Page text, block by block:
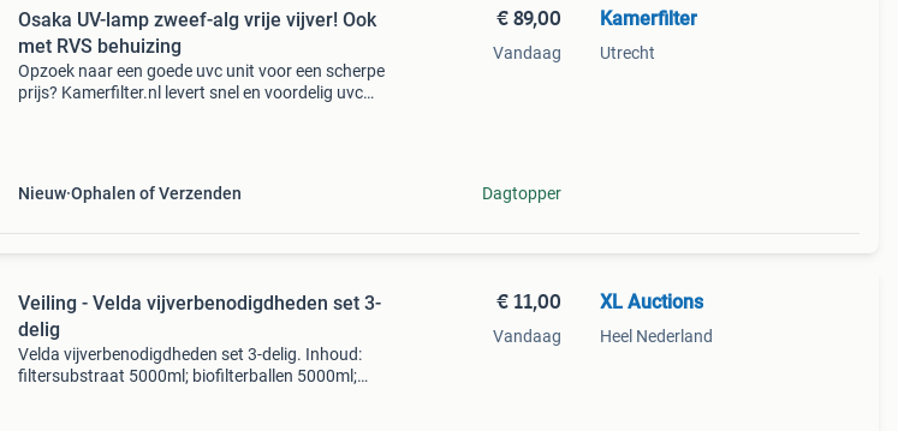
Osaka UV-lamp zweef-alg vrije vijver! Ook
met RVS behuizing
Opzoek naar een goede uvc unit voor een scherpe
prijs? Kamerfilter.nl levert snel en voordelig uvc
Nieuw Ophalen of Verzenden
€ 89,00
Vandaag
Dagtopper
Kamerfilter
Utrecht
Veiling - Velda vijverbenodigdheden set 3-
delig
Velda vijverbenodigdheden set 3-delig. Inhoud:
filtersubstraat 5000ml; biofilterballen 5000ml;
€ 11,00
Vandaag
XL Auctions
Heel Nederland